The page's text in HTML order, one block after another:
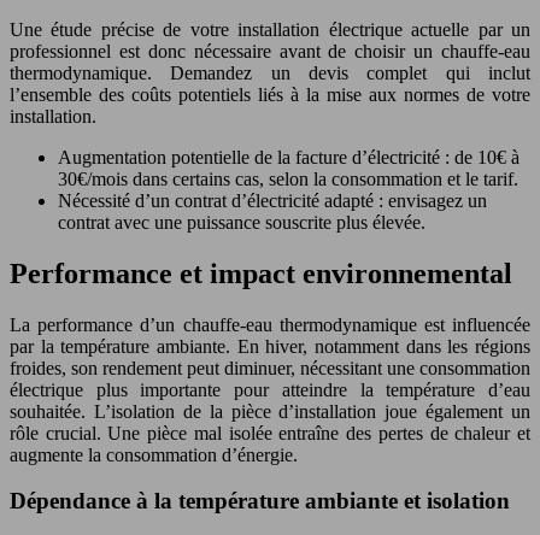
Une étude précise de votre installation électrique actuelle par un
professionnel est donc nécessaire avant de choisir un chauffe-eau
thermodynamique. Demandez un devis complet qui inclut
l’ensemble des coûts potentiels liés à la mise aux normes de votre
installation.
Augmentation potentielle de la facture d’électricité : de 10€ à
30€/mois dans certains cas, selon la consommation et le tarif.
Nécessité d’un contrat d’électricité adapté : envisagez un
contrat avec une puissance souscrite plus élevée.
Performance et impact environnemental
La performance d’un chauffe-eau thermodynamique est influencée
par la température ambiante. En hiver, notamment dans les régions
froides, son rendement peut diminuer, nécessitant une consommation
électrique plus importante pour atteindre la température d’eau
souhaitée. L’isolation de la pièce d’installation joue également un
rôle crucial. Une pièce mal isolée entraîne des pertes de chaleur et
augmente la consommation d’énergie.
Dépendance à la température ambiante et isolation